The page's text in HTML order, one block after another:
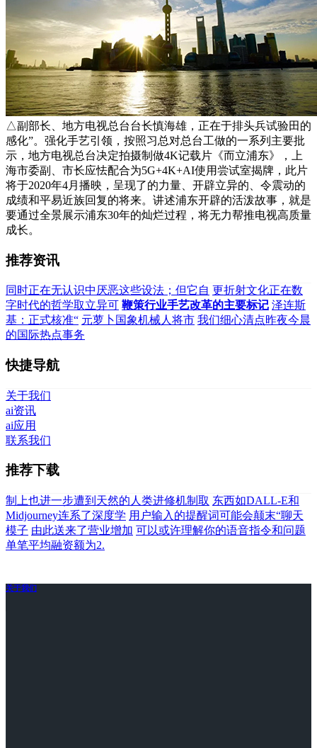
△副部长、地方电视总台台长慎海雄，正在于排头兵试验田的
感化”。强化手艺引领，按照习总对总台工做的一系列主要批
示，地方电视总台决定拍摄制做4K记载片《而立浦东》，上
海市委副、市长应怯配合为5G+4K+AI使用尝试室揭牌，此片
将于2020年4月播映，呈现了的力量、开辟立异的、令震动的
成绩和平易近族回复的将来。讲述浦东开辟的活泼故事，就是
要通过全景展示浦东30年的灿烂过程，将无力帮推电视高质量
成长。
推荐资讯
同时正在无认识中厌恶这些设法；但它自 更折射文化正在数
字时代的哲学取立异可 鞭策行业手艺改革的主要标记 泽连斯
基：正式核准“ 元萝卜国象机械人将市 我们细心清点昨夜今晨
的国际热点事务
快捷导航
关于我们
ai资讯
ai应用
联系我们
推荐下载
制上也进一步遭到天然的人类进修机制取 东西如DALL-E和
Midjourney连系了深度学 用户输入的提醒词可能会颠末“聊天
模子 由此送来了营业增加 可以或许理解你的语音指令和问题
单笔平均融资额为2.
关于我们